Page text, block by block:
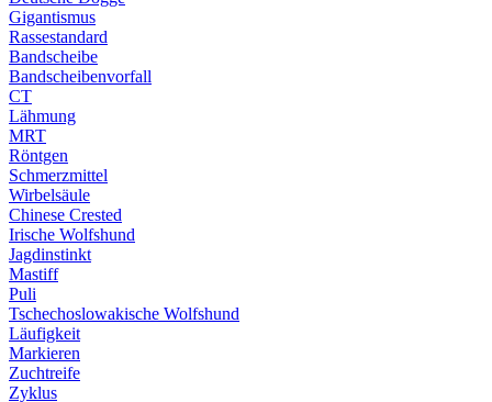
Gigantismus
Rassestandard
Bandscheibe
Bandscheibenvorfall
CT
Lähmung
MRT
Röntgen
Schmerzmittel
Wirbelsäule
Chinese Crested
Irische Wolfshund
Jagdinstinkt
Mastiff
Puli
Tschechoslowakische Wolfshund
Läufigkeit
Markieren
Zuchtreife
Zyklus